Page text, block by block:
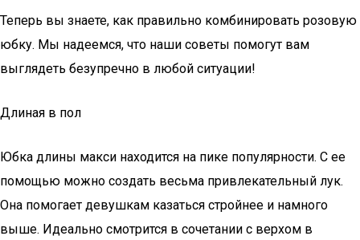
Теперь вы знаете, как правильно комбинировать розовую
юбку. Мы надеемся, что наши советы помогут вам
выглядеть безупречно в любой ситуации!
Длиная в пол
Юбка длины макси находится на пике популярности. С ее
помощью можно создать весьма привлекательный лук.
Она помогает девушкам казаться стройнее и намного
выше. Идеально смотрится в сочетании с верхом в